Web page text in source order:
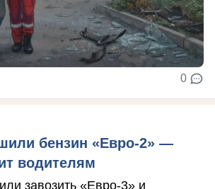
0
бензин «Евро-2» —
водителям
завозить «Евро-3» и